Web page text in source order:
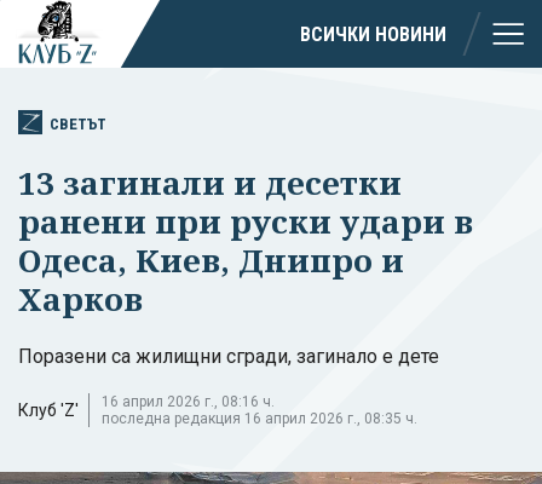
ВСИЧКИ НОВИНИ
СВЕТЪТ
13 загинали и десетки
ранени при руски удари в
Одеса, Киев, Днипро и
Харков
Поразени са жилищни сгради, загинало е дете
Клуб 'Z'
16 април 2026 г., 08:16 ч.
последна редакция 16 април 2026 г., 08:35 ч.